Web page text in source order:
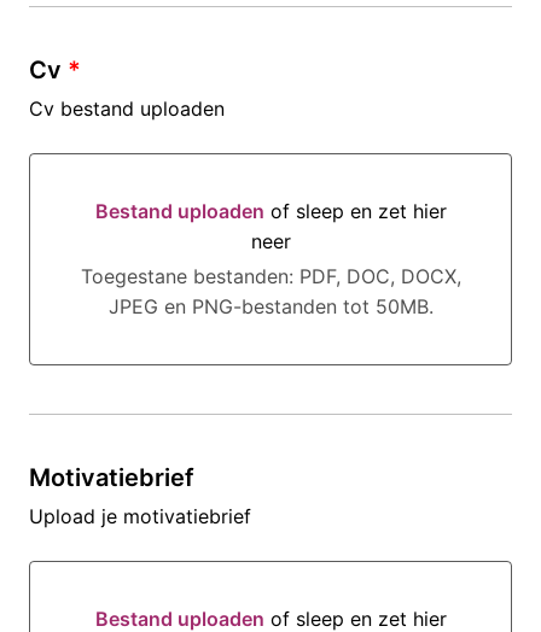
Cv *
Cv bestand uploaden
Bestand uploaden of sleep en zet hier
neer
Bestand uploaden of sleep en zet hier neer
Toegestane bestanden: PDF, DOC, DOCX,
JPEG en PNG-bestanden tot 50MB.
Motivatiebrief
Upload je motivatiebrief
Bestand uploaden of sleep en zet hier